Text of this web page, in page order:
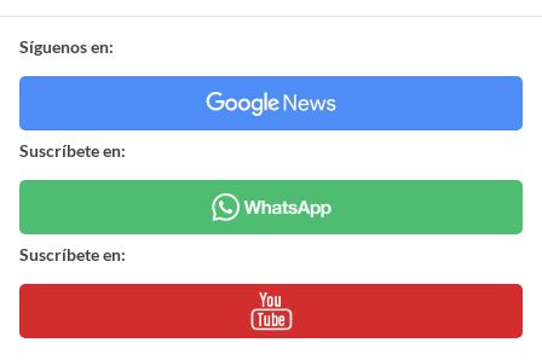
Síguenos en:
Suscríbete en:
Suscríbete en: